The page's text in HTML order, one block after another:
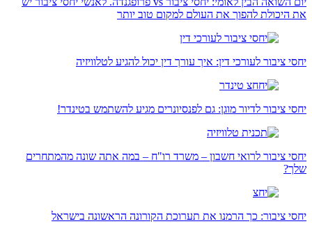
את היכולת להפוך את העולם למקום טוב יותר
יחסי ציבור לעורכי דין: איך עורך דין יכול להגיע לטלוויזיה
יחסי ציבור לדיור מוגן: גם לפנסיונרים מגיע להשתמש בטינדר!
יחסי ציבור לרואי חשבון – משרד רו"ח – במה אתה שונה מהמתחרים
שלך?
יחסי ציבור: כך הרמנו את תערוכת הקורונה הראשונה בישראל